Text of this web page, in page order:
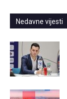
Nedavne vijesti